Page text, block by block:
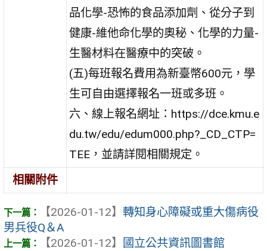
品化學-恐怖的食品添加劑、從分子到
健康-維他命化學的奧秘、化學的力量-
生醫材料在醫療中的突破。
(五)每班報名費用為新臺幣600元，學
生可自由選擇報名一班或多班。
六、線上報名網址：https://dce.kmu.e
du.tw/edu/edum000.php?_CD_CTP=
TEE，並請詳閱相關規定。
相關附件
【2026-01-12】 轉知身心障礙或重大傷病役
男兵役Q＆A
【2026-01-12】
國立公共資訊圖書館